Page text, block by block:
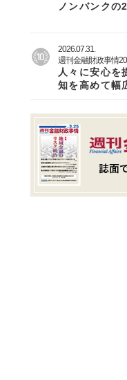
ノンバンクの
2026.07.31.
週刊金融財政事情
人々に安心を
知を高めて幅